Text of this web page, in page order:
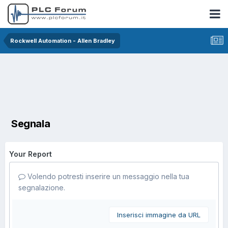
Rockwell Automation - Allen Bradley
Segnala
Your Report
Volendo potresti inserire un messaggio nella tua
segnalazione.
Inserisci immagine da URL